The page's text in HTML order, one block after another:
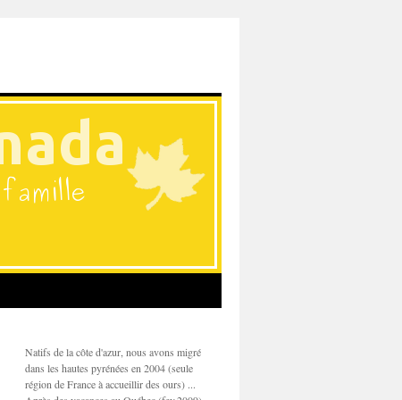
Natifs de la côte d'azur, nous avons migré
dans les hautes pyrénées en 2004 (seule
région de France à accueillir des ours) ...